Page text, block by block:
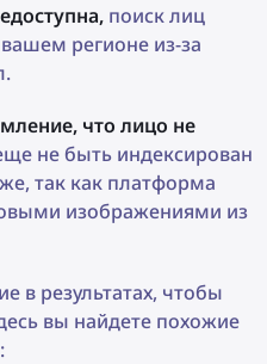
поиск лиц
регионе из-за
что лицо не
не быть индексирован
так как платформа
изображениями из
в результатах, чтобы
вы найдете похожие